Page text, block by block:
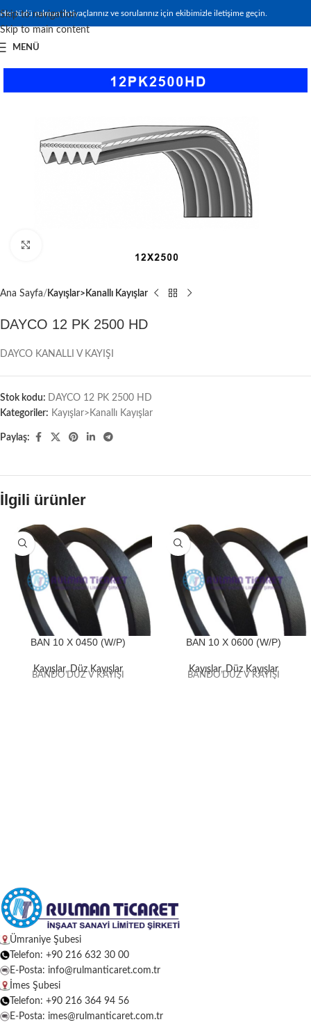
Skip to navigation
Skip to main content
Her türlü rulman ihtiyaçlarınız ve sorularınız için ekibimizle iletişime geçin.
MENÜ
Ana Sayfa Kayışlar>Kanallı Kayışlar
DAYCO 12 PK 2500 HD
DAYCO KANALLI V KAYIŞI
Stok kodu: DAYCO 12 PK 2500 HD
Kategoriler: Kayışlar>Kanallı Kayışlar
Paylaş:
İlgili ürünler
BAN 10 X 0450 (W/P)
Kayışlar,Düz Kayışlar
BANDO DÜZ V KAYIŞI
BAN 10 X 0600 (W/P)
Kayışlar,Düz Kayışlar
BANDO DÜZ V KAYIŞI
Ümraniye Şubesi
Telefon: +90 216 632 30 00
E-Posta: info@rulmanticaret.com.tr
İmes Şubesi
Telefon: +90 216 364 94 56
E-Posta: imes@rulmanticaret.com.tr